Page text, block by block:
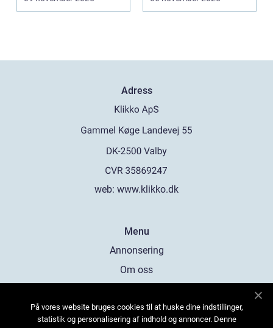
Adress
web: www.klikko.dk
Menu
Annonsering
Om oss
Kontakta oss
På vores website bruges cookies til at huske dine indstillinger,
statistik og personalisering af indhold og annoncer. Denne